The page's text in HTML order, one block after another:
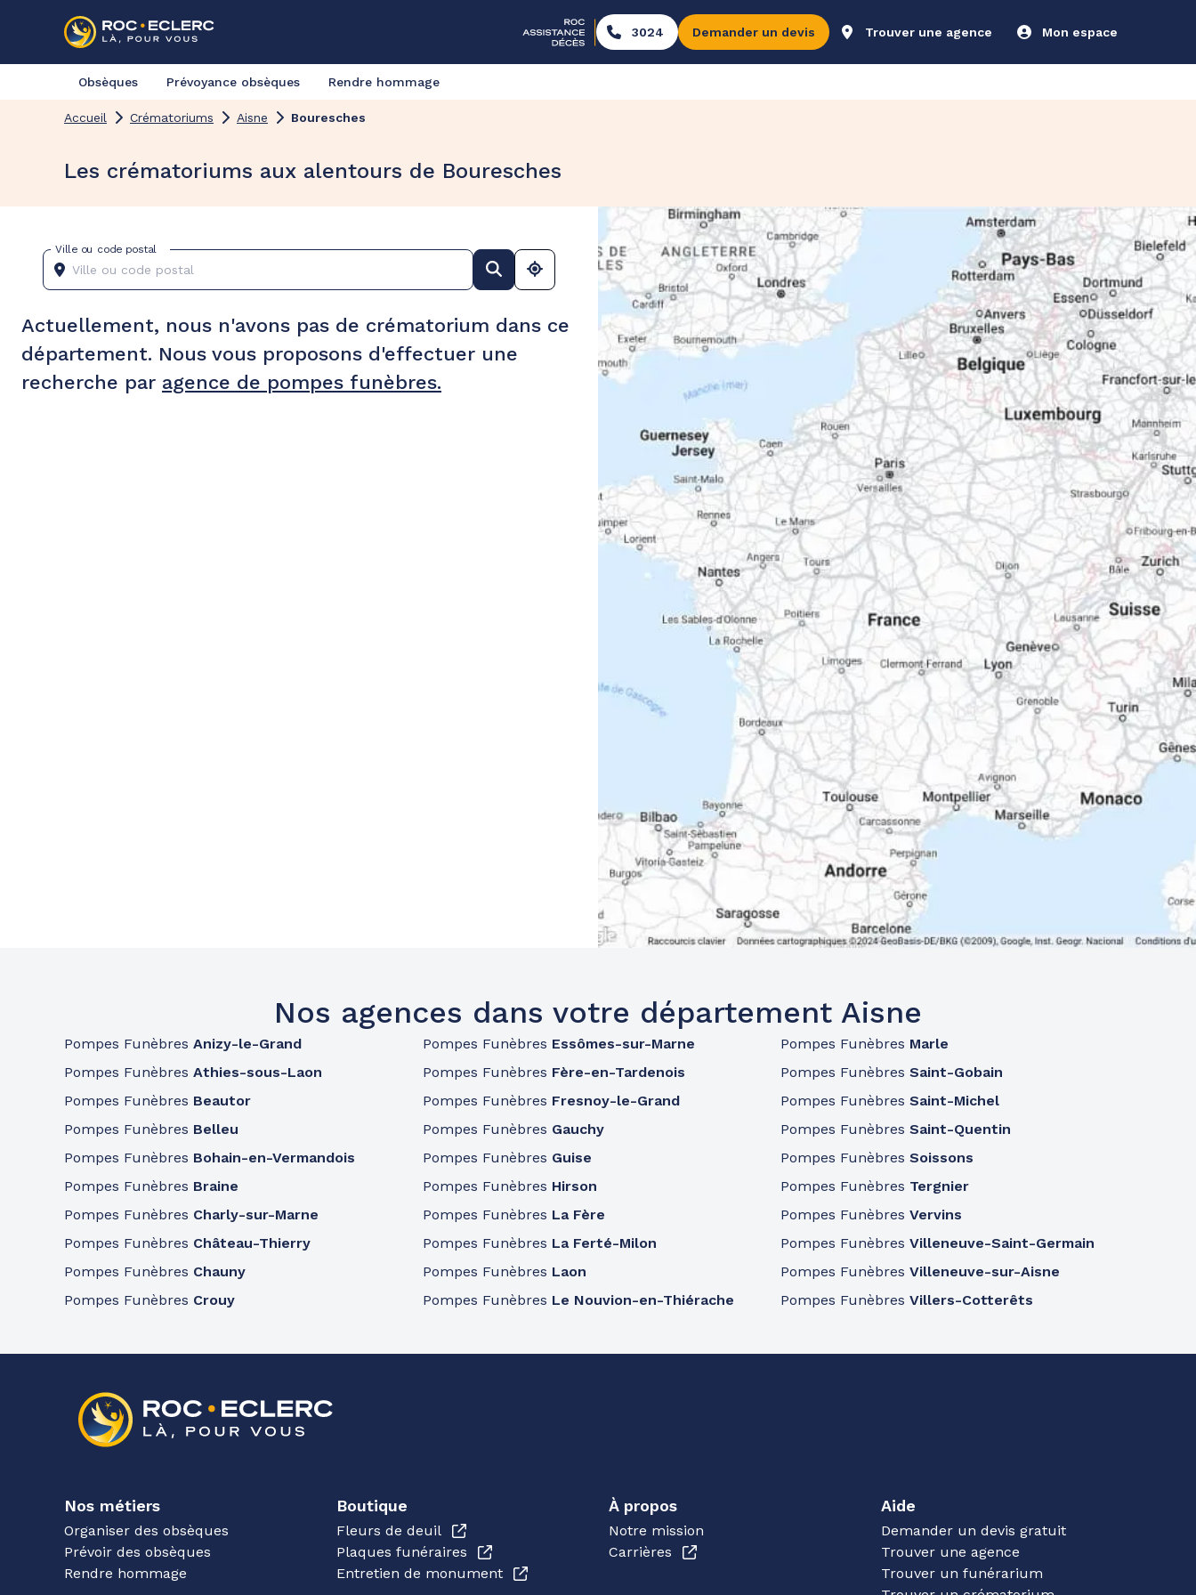
3024 Demander un devis Trouver une agence Mon espace
Obsèques Prévoyance obsèques Rendre hommage
Accueil Crématoriums Aisne Bouresches
Les crématoriums aux alentours de Bouresches
Ville ou code postal
Actuellement, nous n'avons pas de crématorium dans ce
département. Nous vous proposons d'effectuer une
recherche par agence de pompes funèbres.
Nos agences dans votre département Aisne
Pompes Funèbres Anizy-le-Grand
Pompes Funèbres Athies-sous-Laon
Pompes Funèbres Beautor
Pompes Funèbres Belleu
Pompes Funèbres Bohain-en-Vermandois
Pompes Funèbres Braine
Pompes Funèbres Charly-sur-Marne
Pompes Funèbres Château-Thierry
Pompes Funèbres Chauny
Pompes Funèbres Crouy
Pompes Funèbres Essômes-sur-Marne
Pompes Funèbres Fère-en-Tardenois
Pompes Funèbres Fresnoy-le-Grand
Pompes Funèbres Gauchy
Pompes Funèbres Guise
Pompes Funèbres Hirson
Pompes Funèbres La Fère
Pompes Funèbres La Ferté-Milon
Pompes Funèbres Laon
Pompes Funèbres Le Nouvion-en-Thiérache
Pompes Funèbres Marle
Pompes FunèbresSaint-Gobain
Pompes FunèbresSaint-Michel
Pompes FunèbresSaint-Quentin
Pompes FunèbresSoissons
Pompes Funèbres Tergnier
Pompes FunèbresVervins
Pompes FunèbresVilleneuve-Saint-Germain
Pompes FunèbresVilleneuve-sur-Aisne
Pompes FunèbresVillers-Cotterêts
Nos métiers
Organiser des obsèques
Prévoir des obsèques
Rendre hommage
Boutique
Fleurs de deuil
Plaques funéraires
Entretien de monument
À propos
Notre mission
Carrières
Aide
Demander un devis gratuit
Trouver une agence
Trouver un funérarium